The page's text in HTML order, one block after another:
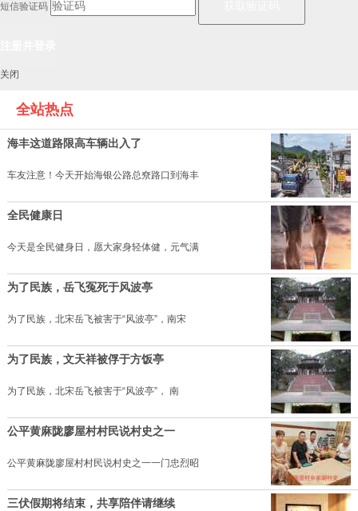
短信验证码
关闭
全站热点
海丰这道路限高车辆出入了
车友注意！今天开始海银公路总尞路口到海丰
全民健康日
今天是全民健身日，愿大家身轻体健，元气满
为了民族，岳飞冤死于风波亭
为了民族，北宋岳飞被害于“风波亭”，南宋
为了民族，文天祥被俘于方饭亭
为了民族，北宋岳飞被害于“风波亭”， 南
公平黄麻陇廖屋村村民说村史之一
公平黄麻陇廖屋村村民说村史之一一门忠烈昭
三伏假期将结束，共享陪伴请继续